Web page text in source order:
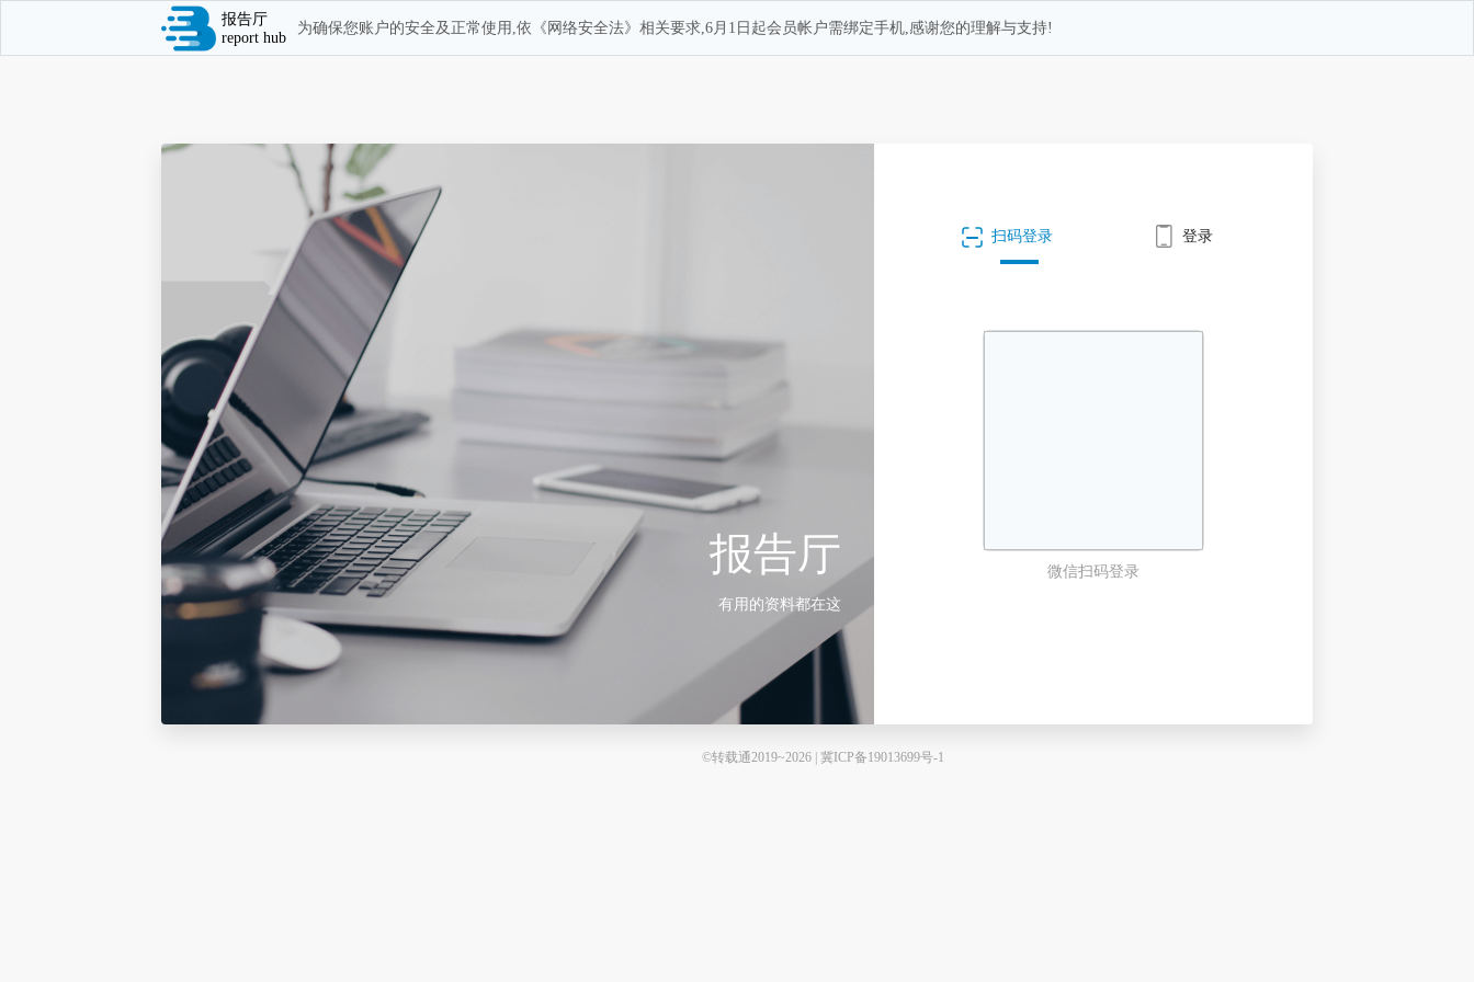
报告厅
report hub
为确保您账户的安全及正常使用,依《网络安全法》相关要求,6月1日起会员帐户需绑定手机,感谢您的理解与支持!
报告厅
有用的资料都在这
扫码登录 登录
微信扫码登录
©转载通2019~2026 | 冀ICP备19013699号-1